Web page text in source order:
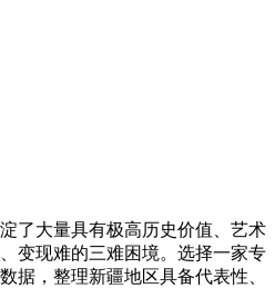
了大量具有极高历史价值、艺术
变现难的三难困境。选择一家专
据，整理新疆地区具备代表性、